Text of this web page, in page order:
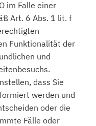
im Falle einer
Art. 6 Abs. 1 lit. f
Funktionalität der
und
dass Sie
werden und
oder die
Fälle oder